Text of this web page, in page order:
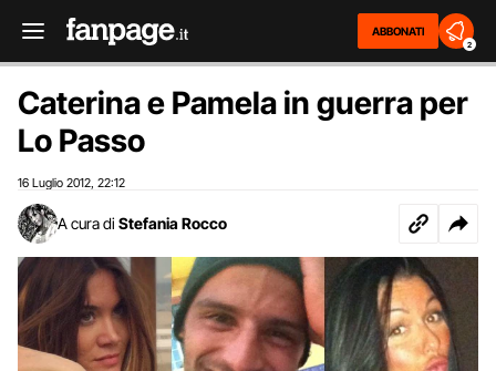
ABBONATI
2
Caterina e Pamela in guerra per
Lo Passo
16 Luglio 2012 22:12
A cura di Stefania Rocco